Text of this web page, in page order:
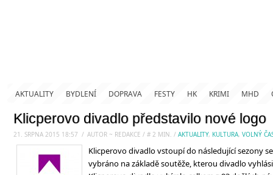
AKTUALITY BYDLENÍ DOPRAVA FESTY HK KRIMI MHD
Klicperovo divadlo představilo nové logo
21. SRPNA 2015 18:57 / AUTOR ~ REDAKCE / # 2 MIN. / AKTUALITY, KULTURA, VOLNÝ
Klicperovo divadlo vstoupí do následující sezony
vybráno na základě soutěže, kterou divadlo